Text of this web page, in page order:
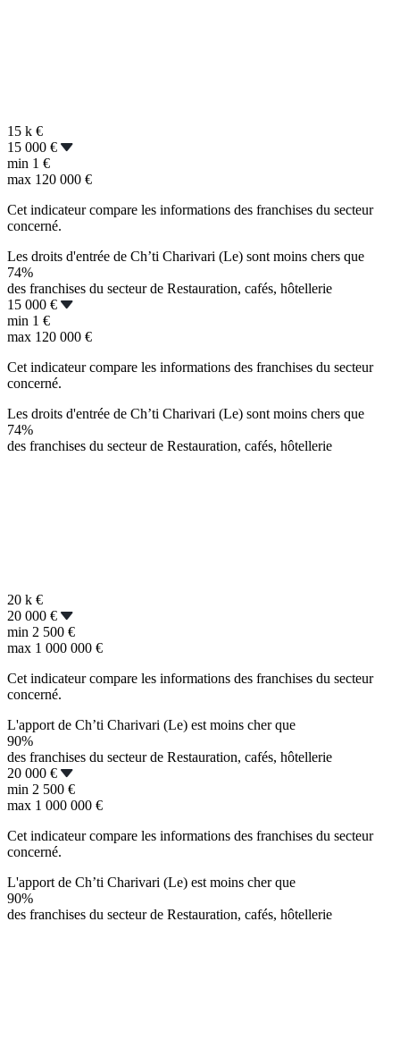
15 k €
15 000 €
min 1 €
max 120 000 €
Cet indicateur compare les informations des franchises du secteur
concerné.
Les droits d'entrée de Ch’ti Charivari (Le) sont moins chers que
74%
des franchises du secteur de Restauration, cafés, hôtellerie
15 000 €
min 1 €
max 120 000 €
Cet indicateur compare les informations des franchises du secteur
concerné.
Les droits d'entrée de Ch’ti Charivari (Le) sont moins chers que
74%
des franchises du secteur de Restauration, cafés, hôtellerie
20 k €
20 000 €
min 2 500 €
max 1 000 000 €
Cet indicateur compare les informations des franchises du secteur
concerné.
L'apport de Ch’ti Charivari (Le) est moins cher que
90%
des franchises du secteur de Restauration, cafés, hôtellerie
20 000 €
min 2 500 €
max 1 000 000 €
Cet indicateur compare les informations des franchises du secteur
concerné.
L'apport de Ch’ti Charivari (Le) est moins cher que
90%
des franchises du secteur de Restauration, cafés, hôtellerie